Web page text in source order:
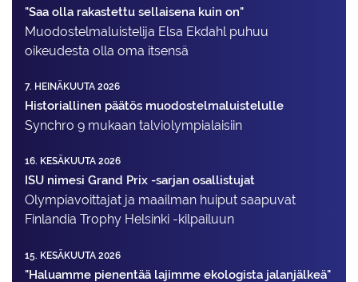
"Saa olla rakastettu sellaisena kuin on"
Muodostelma­luistelija Elsa Ekdahl puhuu
oikeudesta olla oma itsensä
7. HEINÄKUUTA 2026
Historiallinen päätös muodostelmaluistelulle
Synchro 9 mukaan talviolympialaisiin
16. KESÄKUUTA 2026
ISU nimesi Grand Prix -sarjan osallistujat
Olympiavoittajat ja maailman huiput saapuvat
Finlandia Trophy Helsinki -kilpailuun
15. KESÄKUUTA 2026
"Haluamme pienentää lajimme ekologista jalanjälkeä"